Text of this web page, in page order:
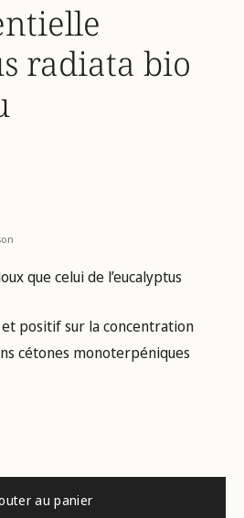
radiata bio
que celui de l’eucalyptus
positif sur la concentration
cétones monoterpéniques
au panier